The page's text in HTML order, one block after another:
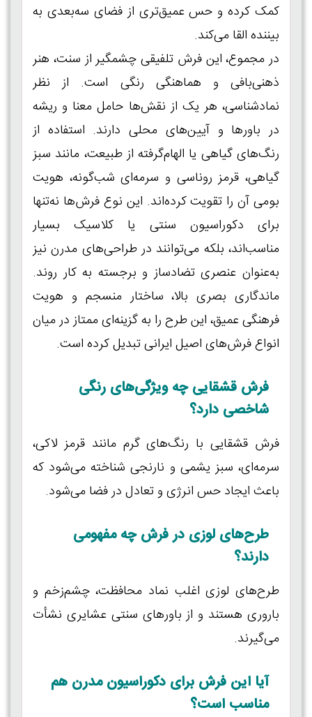
کمک کرده و حس عمیق‌تری از فضای سه‌بعدی به
بیننده القا می‌کند.
در مجموع، این فرش تلفیقی چشمگیر از سنت، هنر
ذهنی‌بافی و هماهنگی رنگی است. از نظر
نمادشناسی، هر یک از نقش‌ها حامل معنا و ریشه
در باورها و آیین‌های محلی دارند. استفاده از
رنگ‌های گیاهی یا الهام‌گرفته از طبیعت، مانند سبز
گیاهی، قرمز روناسی و سرمه‌ای شب‌گونه، هویت
بومی آن را تقویت کرده‌اند. این نوع فرش‌ها نه‌تنها
برای دکوراسیون سنتی یا کلاسیک بسیار
مناسب‌اند، بلکه می‌توانند در طراحی‌های مدرن نیز
به‌عنوان عنصری تضادساز و برجسته به کار روند.
ماندگاری بصری بالا، ساختار منسجم و هویت
فرهنگی عمیق، این طرح را به گزینه‌ای ممتاز در میان
انواع فرش‌های اصیل ایرانی تبدیل کرده است.
فرش قشقایی چه ویژگی‌های رنگی
شاخصی دارد؟
فرش قشقایی با رنگ‌های گرم مانند قرمز لاکی،
سرمه‌ای، سبز یشمی و نارنجی شناخته می‌شود که
باعث ایجاد حس انرژی و تعادل در فضا می‌شود.
طرح‌های لوزی در فرش چه مفهومی
دارند؟
طرح‌های لوزی اغلب نماد محافظت، چشم‌زخم و
باروری هستند و از باورهای سنتی عشایری نشأت
می‌گیرند.
آیا این فرش برای دکوراسیون مدرن هم
مناسب است؟